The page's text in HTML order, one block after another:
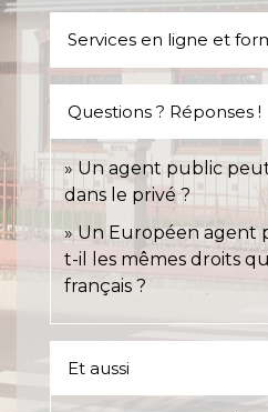
Services en ligne et
Questions ? Réponses !
Un agent public
dans le privé ?
Un Européen agent
t-il les mêmes droits
français ?
Et aussi